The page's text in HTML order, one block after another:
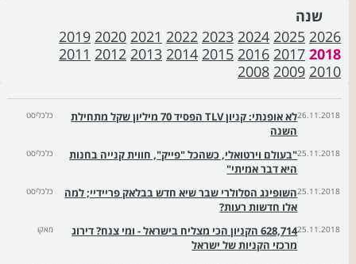
שנה
2026
2025
2024
2023
2022
2021
2020
2019
2018
2017
2016
2015
2014
2013
2012
2011
2010
2009
2008
26.11.2018
לא אופנתי: קניון TLV הפסיד 70 מיליון שקל מתחילת
השנה
כלכליסט
25.11.2018"בעולם וירטואלי, כשהכל "פייק", חווית קנייה בחנות
היא דבר אמיתי"
כלכליסט
25.11.2018השופינג הסלולרי שבר שיא חדש בבלאק פריידיי; למה
אלו חדשות רעות?
כלכליסט
25.11.2018
628,714 הקניון הכי מצליח בישראל - ומי צנח? דירוג
מרכזי הקניות של ישראל
מאקו